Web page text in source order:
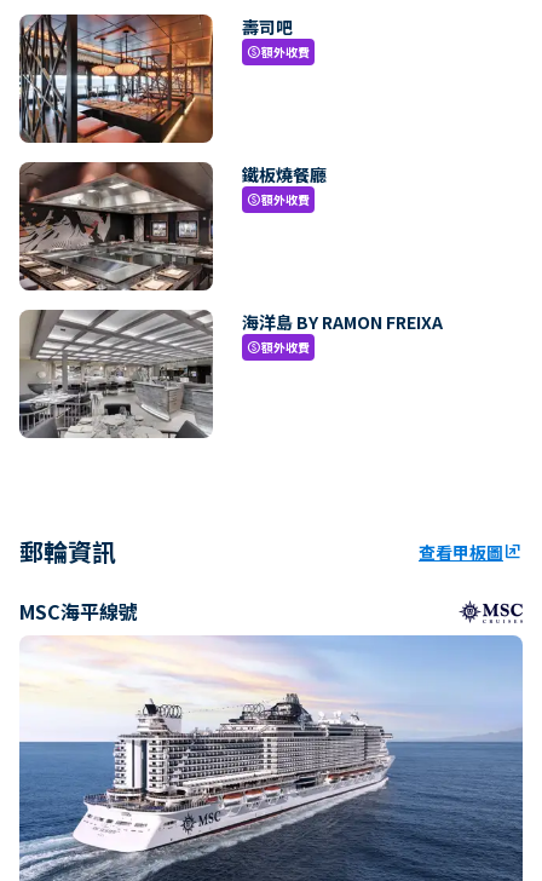
壽司吧
paid額外收費
鐵板燒餐廳
paid額外收費
海洋島 BY RAMON FREIXA
paid額外收費
郵輪資訊 查看甲板圖ungroup
MSC海平線號